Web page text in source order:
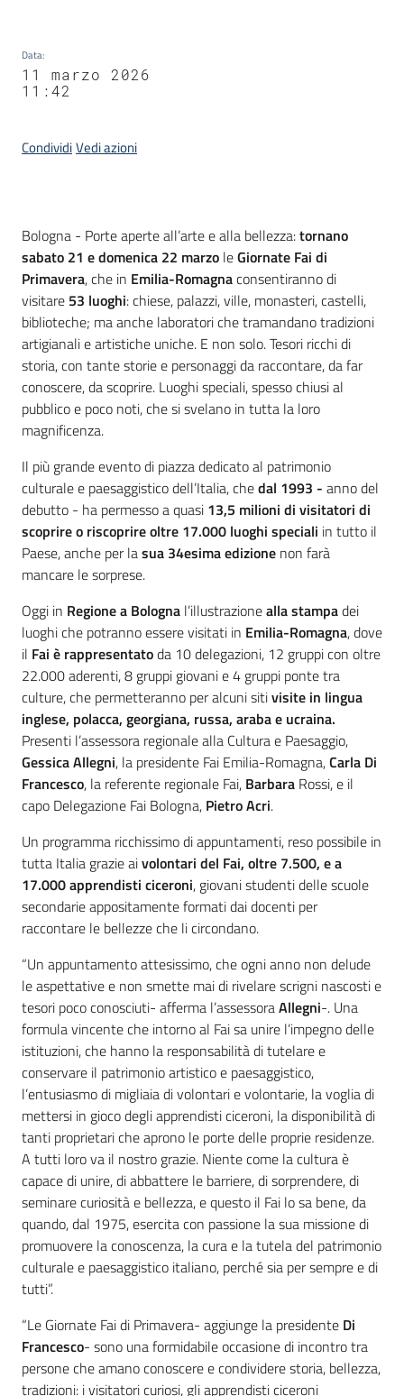
Data:
11 marzo 2026
11:42
CondividiVedi azioni
Contenuto
Bologna - Porte aperte all’arte e alla bellezza:tornano
sabato 21 e domenica 22 marzo leGiornate Fai di
Primavera, che in Emilia-Romagnaconsentiranno di
visitare 53 luoghi: chiese, palazzi, ville, monasteri, castelli,
biblioteche; ma anche laboratori che tramandano tradizioni
artigianali e artistiche uniche. E non solo. Tesori ricchi di
storia, con tante storie e personaggi da raccontare, da far
conoscere, da scoprire. Luoghi speciali, spesso chiusi al
pubblico e poco noti, che si svelano in tutta la loro
magnificenza.
Il più grande evento di piazza dedicato al patrimonio
culturale e paesaggistico dell’Italia, chedal 1993 - anno del
debutto - ha permesso a quasi 13,5 milioni di visitatori di
scoprire o riscoprire oltre 17.000 luoghi speciali in tutto il
Paese, anche per lasua 34esima edizione non farà
mancare le sorprese.
Oggi in Regione a Bologna l’illustrazionealla stampadei
luoghi che potranno essere visitati in Emilia-Romagna, dove
il Fai è rappresentatoda 10 delegazioni, 12 gruppi con oltre
22.000 aderenti, 8 gruppi giovani e 4 gruppi ponte tra
culture, che permetteranno per alcuni sitivisite in lingua
inglese, polacca, georgiana, russa, araba e ucraina.
Presenti l’assessora regionale alla Cultura e Paesaggio,
Gessica Allegni, la presidente Fai Emilia-Romagna,Carla Di
Francesco, la referente regionale Fai, Barbara Rossi, e il
capo Delegazione Fai Bologna, Pietro Acri.
Un programma ricchissimo di appuntamenti, reso possibile in
tutta Italia grazie aivolontari del Fai, oltre 7.500, e a
17.000 apprendisti ciceroni, giovani studenti delle scuole
secondarie appositamente formati dai docenti per
raccontare le bellezze che li circondano.
“Un appuntamento attesissimo, che ogni anno non delude
le aspettative e non smette mai di rivelare scrigni nascosti e
tesori poco conosciuti- afferma l’assessoraAllegni-. Una
formula vincente che intorno al Fai sa unire l’impegno delle
istituzioni, che hanno la responsabilità di tutelare e
conservare il patrimonio artistico e paesaggistico,
l’entusiasmo di migliaia di volontari e volontarie, la voglia di
mettersi in gioco degli apprendisti ciceroni, la disponibilità di
tanti proprietari che aprono le porte delle proprie residenze.
A tutti loro va il nostro grazie. Niente come la cultura è
capace di unire, di abbattere le barriere, di sorprendere, di
seminare curiosità e bellezza, e questo il Fai lo sa bene, da
quando, dal 1975, esercita con passione la sua missione di
promuovere la conoscenza, la cura e la tutela del patrimonio
culturale e paesaggistico italiano, perché sia per sempre e di
tutti”.
“Le Giornate Fai di Primavera- aggiunge la presidente Di
Francesco- sono una formidabile occasione di incontro tra
persone che amano conoscere e condividere storia, bellezza,
tradizioni: i visitatori curiosi, gli apprendisti ciceroni